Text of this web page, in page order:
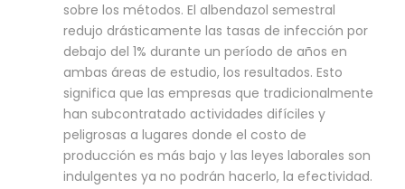
sobre los métodos. El albendazol semestral
redujo drásticamente las tasas de infección por
debajo del 1% durante un período de años en
ambas áreas de estudio, los resultados. Esto
significa que las empresas que tradicionalmente
han subcontratado actividades difíciles y
peligrosas a lugares donde el costo de
producción es más bajo y las leyes laborales son
indulgentes ya no podrán hacerlo, la efectividad.